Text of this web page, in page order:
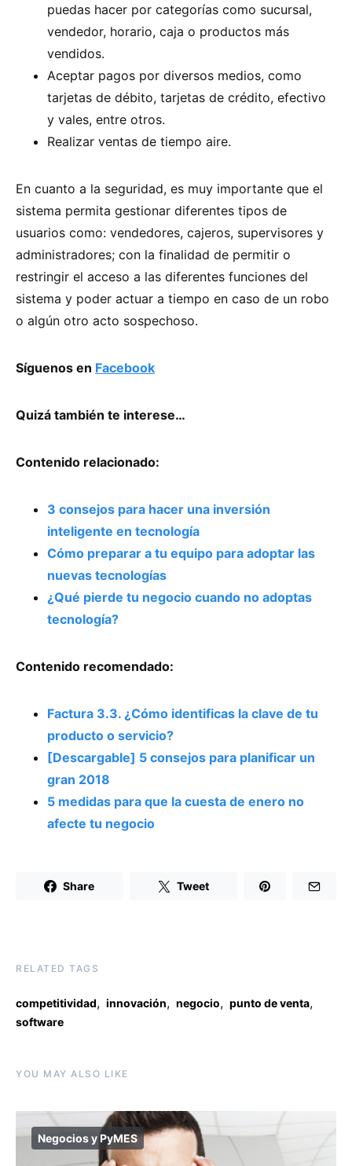
puedas hacer por categorías como sucursal,
vendedor, horario, caja o productos más
vendidos.
Aceptar pagos por diversos medios, como
tarjetas de débito, tarjetas de crédito, efectivo
y vales, entre otros.
Realizar ventas de tiempo aire.
En cuanto a la seguridad, es muy importante que el
sistema permita gestionar diferentes tipos de
usuarios como: vendedores, cajeros, supervisores y
administradores; con la finalidad de permitir o
restringir el acceso a las diferentes funciones del
sistema y poder actuar a tiempo en caso de un robo
o algún otro acto sospechoso.
Síguenos en Facebook
Quizá también te interese…
Contenido relacionado:
3 consejos para hacer una inversión
inteligente en tecnología
Cómo preparar a tu equipo para adoptar las
nuevas tecnologías
¿Qué pierde tu negocio cuando no adoptas
tecnología?
Contenido recomendado:
Factura 3.3. ¿Cómo identificas la clave de tu
producto o servicio?
[Descargable] 5 consejos para planificar un
gran 2018
5 medidas para que la cuesta de enero no
afecte tu negocio
Share Tweet
RELATED TAGS
competitividad, innovación, negocio, punto de venta,
software
YOU MAY ALSO LIKE
Negocios y PyMES